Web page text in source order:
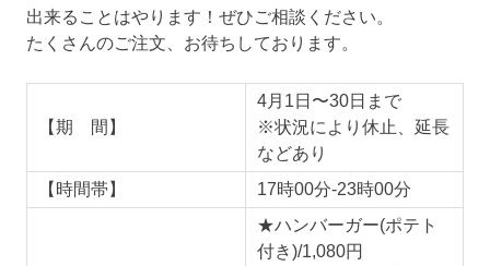
出来ることはやります！ぜひご相談ください。
たくさんのご注文、お待ちしております。
【期 間】
4月1日〜30日まで
※状況により休止、延長
などあり
【時間帯】
17時00分-23時00分
★ハンバーガー(ポテト
付き)/1,080円